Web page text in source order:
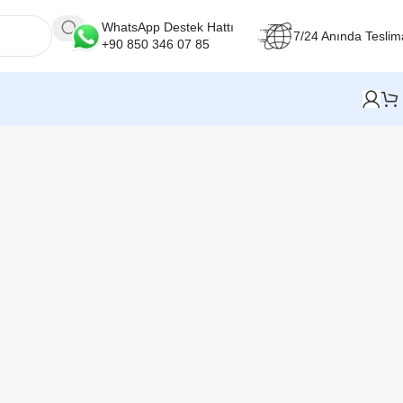
WhatsApp Destek Hattı
+90 850 346 07 85
7/24 Anında